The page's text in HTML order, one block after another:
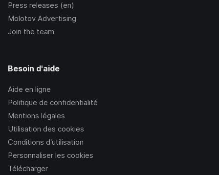
Press releases (en)
Molotov Advertising
Join the team
Besoin d'aide
Aide en ligne
Politique de confidentialité
Mentions légales
Utilisation des cookies
Conditions d’utilisation
Personnaliser les cookies
Télécharger